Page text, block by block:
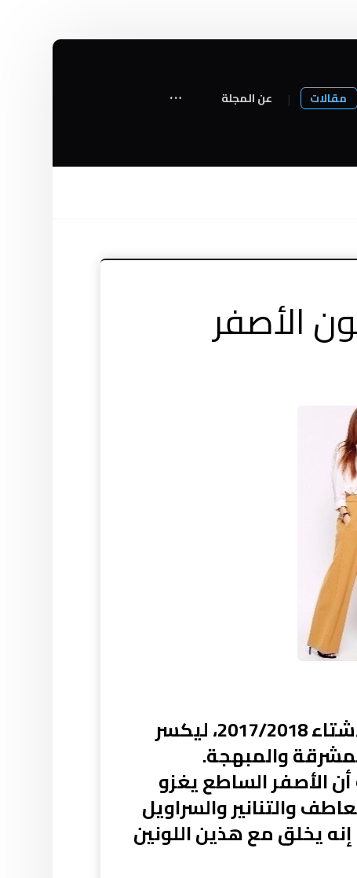
مقالات عن المجلة
الأصفر
أوردت مجلة الألمانية أن الأصفر يسطع في سماء الموضة في خريف/شتاء 2017/2018، ليكسر
والمبهجة.
الأصفر الساطع يغزو
والتنانير والسراويل
يخلق مع هذين اللونين